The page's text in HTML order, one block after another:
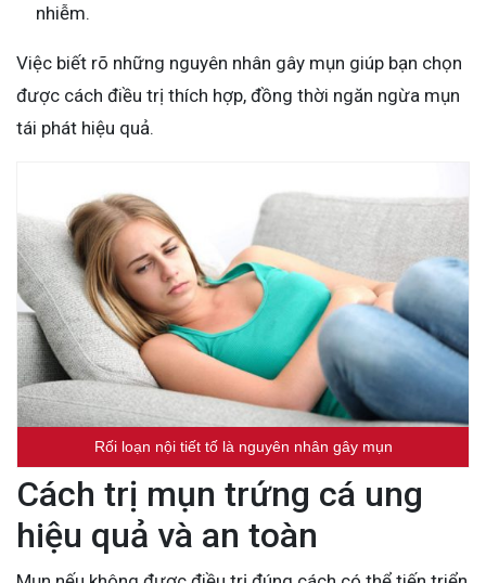
nhiễm.
Việc biết rõ những nguyên nhân gây mụn giúp bạn chọn
được cách điều trị thích hợp, đồng thời ngăn ngừa mụn
tái phát hiệu quả.
Rối loạn nội tiết tố là nguyên nhân gây mụn
Cách trị mụn trứng cá ung
hiệu quả và an toàn